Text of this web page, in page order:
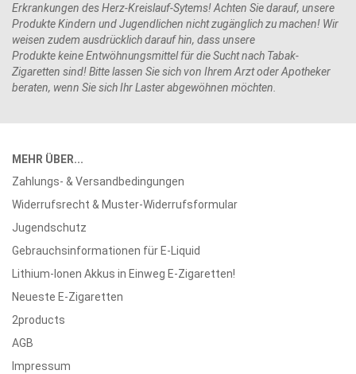
Erkrankungen des Herz-Kreislauf-Sytems! Achten Sie darauf, unsere
Produkte Kindern und Jugendlichen nicht zugänglich zu machen! Wir
weisen zudem ausdrücklich darauf hin, dass unsere
Produkte keine Entwöhnungsmittel für die Sucht nach Tabak-
Zigaretten sind! Bitte lassen Sie sich von Ihrem Arzt oder Apotheker
beraten, wenn Sie sich Ihr Laster abgewöhnen möchten.
MEHR ÜBER...
Zahlungs- & Versandbedingungen
Widerrufsrecht & Muster-Widerrufsformular
Jugendschutz
Gebrauchsinformationen für E-Liquid
Lithium-Ionen Akkus in Einweg E-Zigaretten!
Neueste E-Zigaretten
2products
AGB
Impressum